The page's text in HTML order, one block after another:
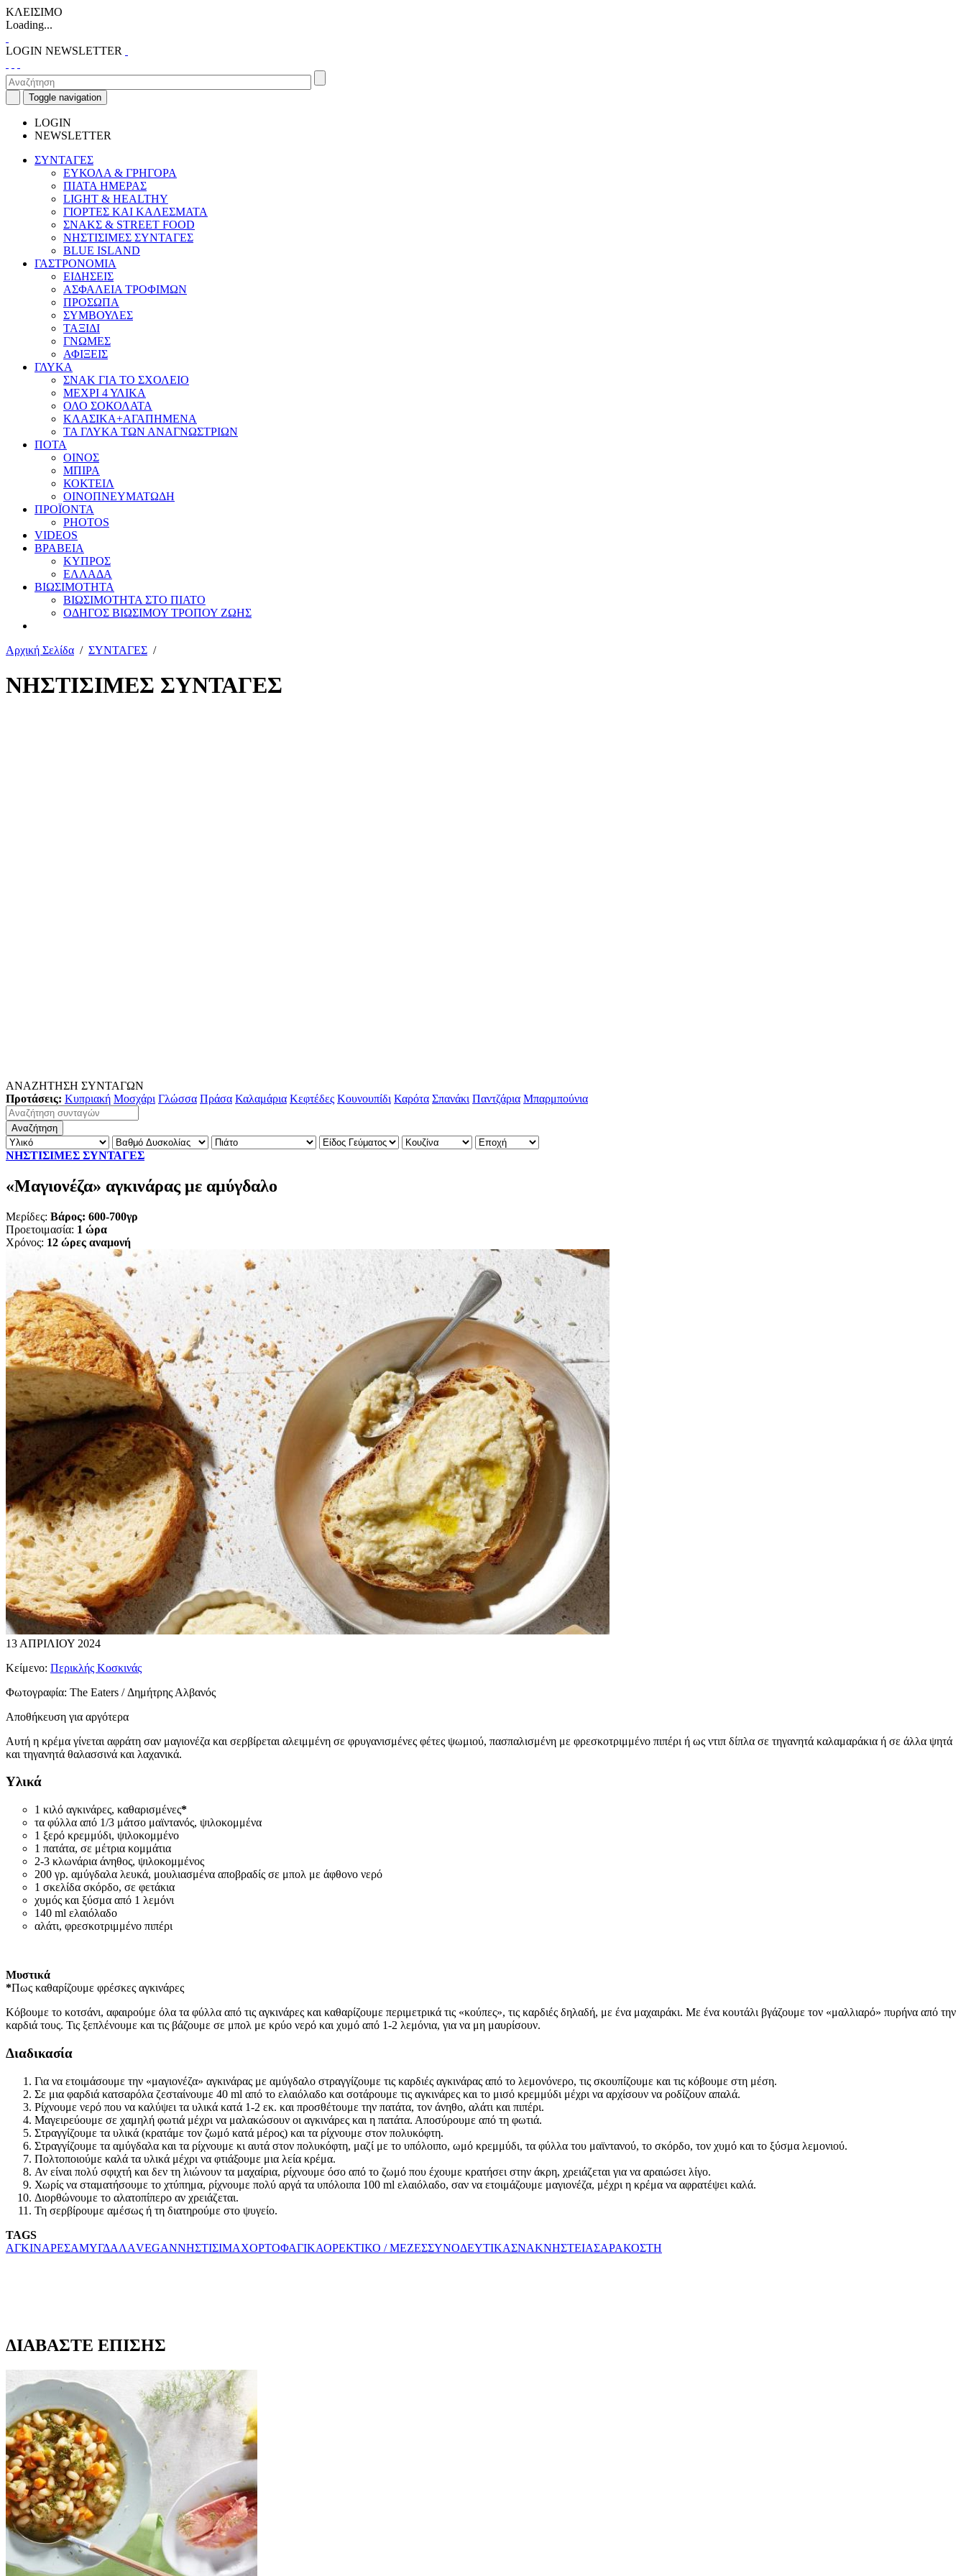
ΚΛΕΙΣΙΜΟ
Loading...
LOGIN NEWSLETTER
Toggle navigation
LOGIN
NEWSLETTER
ΣΥΝΤΑΓΕΣ
ΕΥΚΟΛΑ & ΓΡΗΓΟΡΑ
ΠΙΑΤΑ ΗΜΕΡΑΣ
LIGHT & HEALTHY
ΓΙΟΡΤΕΣ ΚΑΙ ΚΑΛΕΣΜΑΤΑ
ΣΝΑΚΣ & STREET FOOD
ΝΗΣΤΙΣΙΜΕΣ ΣΥΝΤΑΓΕΣ
BLUE ISLAND
ΓΑΣΤΡΟΝΟΜΙΑ
ΕΙΔΗΣΕΙΣ
ΑΣΦΑΛΕΙΑ ΤΡΟΦΙΜΩΝ
ΠΡΟΣΩΠΑ
ΣΥΜΒΟΥΛΕΣ
ΤΑΞΙΔΙ
ΓΝΩΜΕΣ
ΑΦΙΞΕΙΣ
ΓΛΥΚΑ
ΣΝΑΚ ΓΙΑ ΤΟ ΣΧΟΛΕΙΟ
ΜΕΧΡΙ 4 ΥΛΙΚΑ
ΟΛΟ ΣΟΚΟΛΑΤΑ
ΚΛΑΣΙΚΑ+ΑΓΑΠΗΜΕΝΑ
ΤΑ ΓΛΥΚΑ ΤΩΝ ΑΝΑΓΝΩΣΤΡΙΩΝ
ΠΟΤΑ
ΟΙΝΟΣ
ΜΠΙΡΑ
ΚΟΚΤΕΙΛ
ΟΙΝΟΠΝΕΥΜΑΤΩΔΗ
ΠΡΟΪΟΝΤΑ
PHOTOS
VIDEOS
ΒΡΑΒΕΙΑ
ΚΥΠΡΟΣ
ΕΛΛΑΔΑ
ΒΙΩΣΙΜΟΤΗΤΑ
ΒΙΩΣΙΜΟΤΗΤΑ ΣΤΟ ΠΙΑΤΟ
ΟΔΗΓΟΣ ΒΙΩΣΙΜΟΥ ΤΡΟΠΟΥ ΖΩΗΣ
Αρχική Σελίδα / ΣΥΝΤΑΓΕΣ /
ΝΗΣΤΙΣΙΜΕΣ ΣΥΝΤΑΓΕΣ
ΑΝΑΖΗΤΗΣΗ ΣΥΝΤΑΓΩΝ
Προτάσεις: Κυπριακή Μοσχάρι Γλώσσα Πράσα Καλαμάρια Κεφτέδες Κουνουπίδι Καρότα Σπανάκι Παντζάρια Μπαρμπούνια
ΝΗΣΤΙΣΙΜΕΣ ΣΥΝΤΑΓΕΣ
«Μαγιονέζα» αγκινάρας με αμύγδαλο
Μερίδες: Βάρος: 600-700γρ
Προετοιμασία: 1 ώρα
Χρόνος: 12 ώρες αναμονή
13 ΑΠΡΙΛΙΟΥ 2024
Κείμενο: Περικλής Κοσκινάς
Φωτογραφία: The Eaters / Δημήτρης Αλβανός
Αποθήκευση για αργότερα
Αυτή η κρέμα γίνεται αφράτη σαν μαγιονέζα και σερβίρεται αλειμμένη σε φρυγανισμένες φέτες ψωμιού, πασπαλισμένη με φρεσκοτριμμένο πιπέρι ή ως ντιπ δίπλα σε τηγανητά καλαμαράκια ή σε άλλα ψητά
και τηγανητά θαλασσινά και λαχανικά.
Υλικά
1 κιλό αγκινάρες, καθαρισμένες*
τα φύλλα από 1/3 μάτσο μαϊντανός, ψιλοκομμένα
1 ξερό κρεμμύδι, ψιλοκομμένο
1 πατάτα, σε μέτρια κομμάτια
2-3 κλωνάρια άνηθος, ψιλοκομμένος
200 γρ. αμύγδαλα λευκά, μουλιασμένα αποβραδίς σε μπολ με άφθονο νερό
1 σκελίδα σκόρδο, σε φετάκια
χυμός και ξύσμα από 1 λεμόνι
140 ml ελαιόλαδο
αλάτι, φρεσκοτριμμένο πιπέρι
Μυστικά
*Πως καθαρίζουμε φρέσκες αγκινάρες
Κόβουμε το κοτσάνι, αφαιρούμε όλα τα φύλλα από τις αγκινάρες και καθαρίζουμε περιμετρικά τις «κούπες», τις καρδιές δηλαδή, με ένα μαχαιράκι. Με ένα κουτάλι βγάζουμε τον «μαλλιαρό» πυρήνα από την
καρδιά τους. Τις ξεπλένουμε και τις βάζουμε σε μπολ με κρύο νερό και χυμό από 1-2 λεμόνια, για να μη μαυρίσουν.
Διαδικασία
Για να ετοιμάσουμε την «μαγιονέζα» αγκινάρας με αμύγδαλο στραγγίζουμε τις καρδιές αγκινάρας από το λεμονόνερο, τις σκουπίζουμε και τις κόβουμε στη μέση.
Σε μια φαρδιά κατσαρόλα ζεσταίνουμε 40 ml από το ελαιόλαδο και σοτάρουμε τις αγκινάρες και το μισό κρεμμύδι μέχρι να αρχίσουν να ροδίζουν απαλά.
Ρίχνουμε νερό που να καλύψει τα υλικά κατά 1-2 εκ. και προσθέτουμε την πατάτα, τον άνηθο, αλάτι και πιπέρι.
Μαγειρεύουμε σε χαμηλή φωτιά μέχρι να μαλακώσουν οι αγκινάρες και η πατάτα. Αποσύρουμε από τη φωτιά.
Στραγγίζουμε τα υλικά (κρατάμε τον ζωμό κατά μέρος) και τα ρίχνουμε στον πολυκόφτη.
Στραγγίζουμε τα αμύγδαλα και τα ρίχνουμε κι αυτά στον πολυκόφτη, μαζί με το υπόλοιπο, ωμό κρεμμύδι, τα φύλλα του μαϊντανού, το σκόρδο, τον χυμό και το ξύσμα λεμονιού.
Πολτοποιούμε καλά τα υλικά μέχρι να φτιάξουμε μια λεία κρέμα.
Αν είναι πολύ σφιχτή και δεν τη λιώνουν τα μαχαίρια, ρίχνουμε όσο από το ζωμό που έχουμε κρατήσει στην άκρη, χρειάζεται για να αραιώσει λίγο.
Χωρίς να σταματήσουμε το χτύπημα, ρίχνουμε πολύ αργά τα υπόλοιπα 100 ml ελαιόλαδο, σαν να ετοιμάζουμε μαγιονέζα, μέχρι η κρέμα να αφρατέψει καλά.
Διορθώνουμε το αλατοπίπερο αν χρειάζεται.
Τη σερβίρουμε αμέσως ή τη διατηρούμε στο ψυγείο.
TAGS
ΑΓΚΙΝΑΡΕΣΑΜΥΓΔΑΛΑVEGANΝΗΣΤΙΣΙΜΑΧΟΡΤΟΦΑΓΙΚΑΟΡΕΚΤΙΚΟ / ΜΕΖΕΣΣΥΝΟΔΕΥΤΙΚΑΣΝΑΚΝΗΣΤΕΙΑΣΑΡΑΚΟΣΤΗ
ΔΙΑΒΑΣΤΕ ΕΠΙΣΗΣ